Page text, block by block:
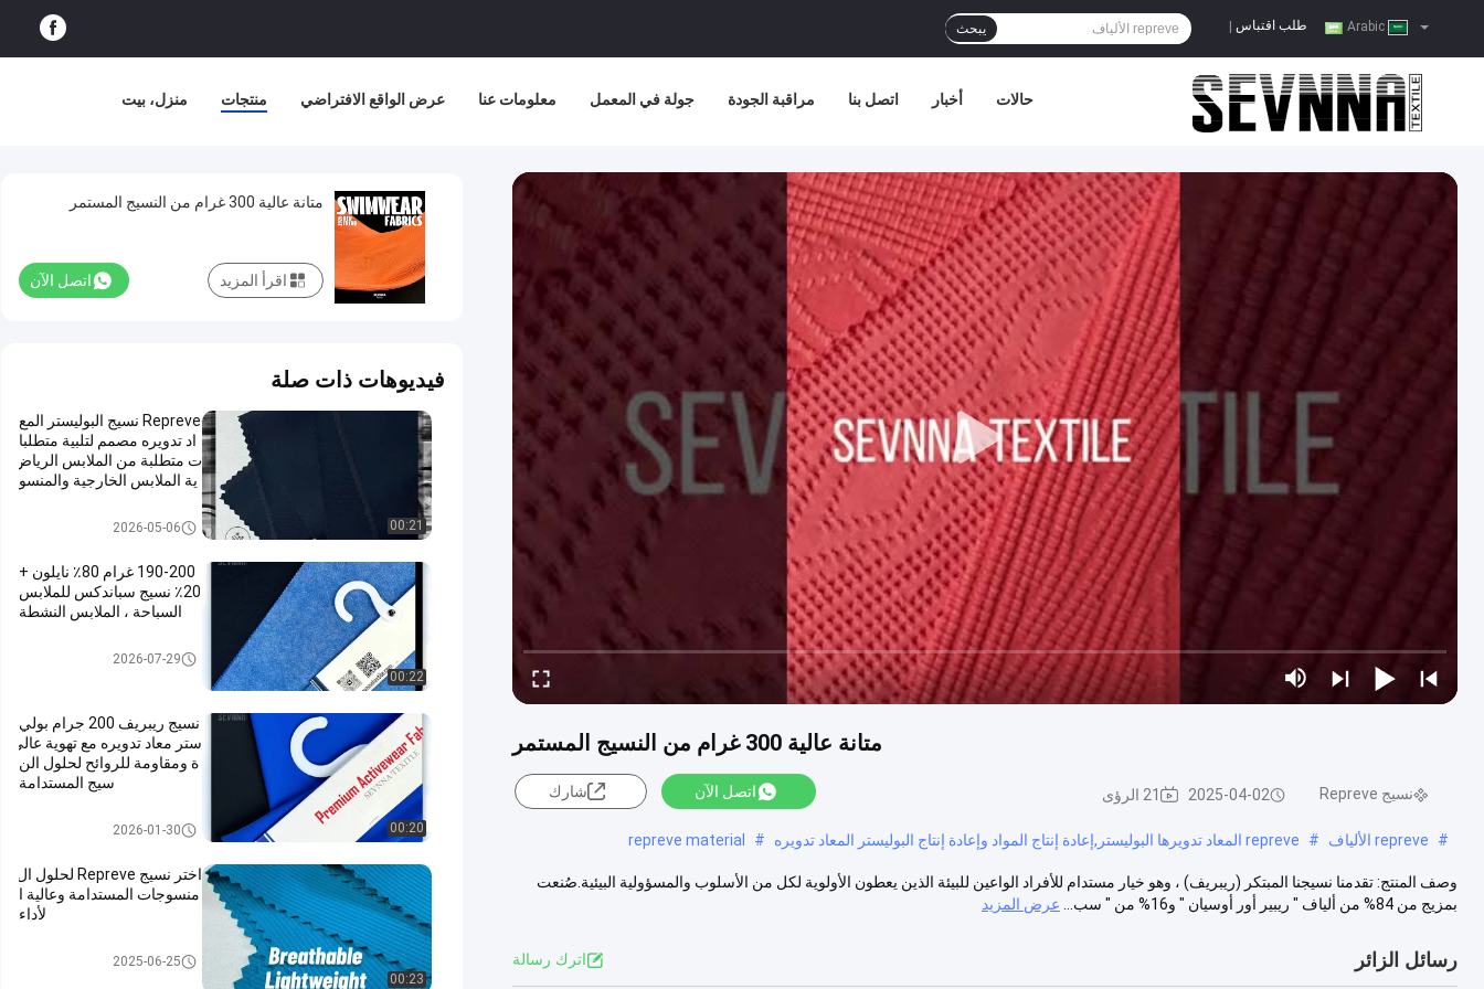
طلب اقتباس يبحث
منزل، بيت منتجات عرض الواقع الافتراضي معلومات عنا جولة في المعمل مراقبة الجودة اتصل بنا أخبار حالات
متانة عالية 300 غرام من النسيج المستمر
نسيج Repreve 2025-04-02 21 الرؤى اتصل الآن شارك
# repreve الألياف # repreve المعاد تدويرها البوليستر,إعادة إنتاج المواد وإعادة إنتاج البوليستر المعاد تدويره #
repreve material
وصف المنتج: تقدمنا نسيجنا المبتكر (ريبريف) ، وهو خيار مستدام للأفراد الواعين للبيئة الذين يعطون الأولوية لكل من الأسلوب والمسؤولية البيئية.صُنعت
بمزيج من 84% من ألياف " ريبير أور أوسيان " و16% من " سب...
عرض المزيد
رسائل الزائر اترك رسالة
متانة عالية 300 غرام من النسيج المستمر
اتصل الآن اقرأ المزيد
فيديوهات ذات صلة
00:21
Repreve نسيج البوليستر المع
اد تدويره مصمم لتلبية متطلبا
ت متطلبة من الملابس الرياض
ية الملابس الخارجية والمنسو
2026-05-06
00:22
190-200 غرام 80٪ نايلون +
20٪ نسيج سباندكس للملابس
السباحة ، الملابس النشطة
2026-07-29
00:20
نسيج ريبريف 200 جرام بولي
ستر معاد تدويره مع تهوية عالي
ة ومقاومة للروائح لحلول الن
سيج المستدامة
2026-01-30
00:23
اختر نسيج Repreve لحلول ال
منسوجات المستدامة وعالية ا
لأداء
2025-06-25